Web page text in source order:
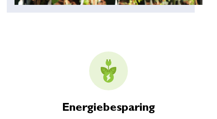
Energiebesparing